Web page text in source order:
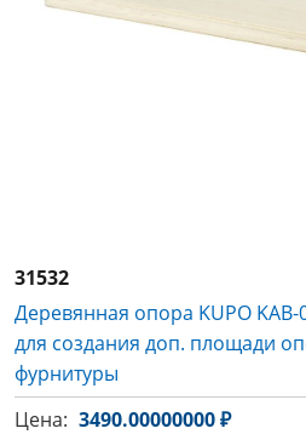
31532
Деревянная опора KUPO KAB-
для создания доп. площади
фурнитуры
Цена: 3490.00000000 ₽